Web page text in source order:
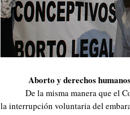
Aborto y derechos
De la misma manera que el
la interrupción voluntaria del